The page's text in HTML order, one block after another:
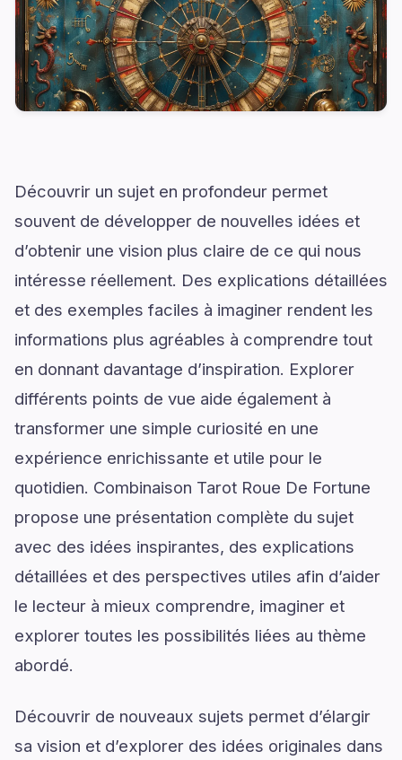
Découvrir un sujet en profondeur permet
souvent de développer de nouvelles idées et
d’obtenir une vision plus claire de ce qui nous
intéresse réellement. Des explications détaillées
et des exemples faciles à imaginer rendent les
informations plus agréables à comprendre tout
en donnant davantage d’inspiration. Explorer
différents points de vue aide également à
transformer une simple curiosité en une
expérience enrichissante et utile pour le
quotidien. Combinaison Tarot Roue De Fortune
propose une présentation complète du sujet
avec des idées inspirantes, des explications
détaillées et des perspectives utiles afin d’aider
le lecteur à mieux comprendre, imaginer et
explorer toutes les possibilités liées au thème
abordé.
Découvrir de nouveaux sujets permet d’élargir
sa vision et d’explorer des idées originales dans